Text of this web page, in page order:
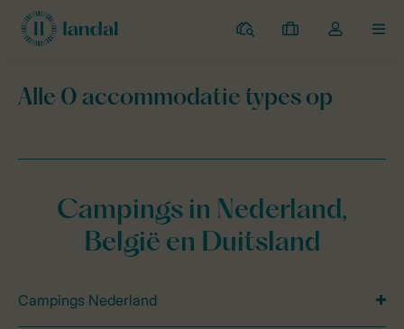
Campings
Mijn
Open
van
Alle 0 accommodatie types op
Campings in Nederland,
België en Duitsland
Campings Nederland